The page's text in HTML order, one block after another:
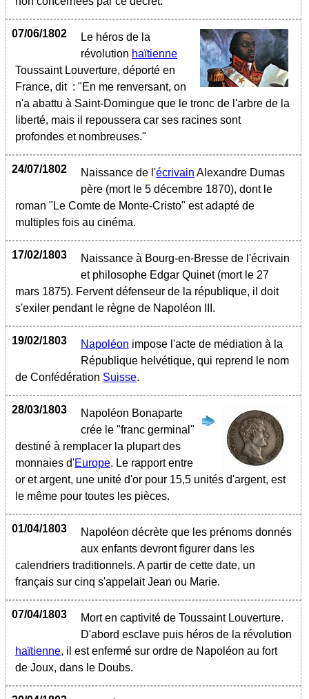
07/06/1802
Le héros de la
révolution haïtienne
Toussaint Louverture, déporté en
France, dit : "En me renversant, on
n'a abattu à Saint-Domingue que le tronc de l'arbre de la
liberté, mais il repoussera car ses racines sont
profondes et nombreuses."
24/07/1802 Naissance de l'écrivain Alexandre Dumas
père (mort le 5 décembre 1870), dont le
roman "Le Comte de Monte-Cristo" est adapté de
multiples fois au cinéma.
17/02/1803
Naissance à Bourg-en-Bresse de l'écrivain
et philosophe Edgar Quinet (mort le 27
mars 1875). Fervent défenseur de la république, il doit
s'exiler pendant le règne de Napoléon III.
19/02/1803 Napoléon impose l'acte de médiation à la
République helvétique, qui reprend le nom
de Confédération Suisse.
28/03/1803
Napoléon Bonaparte
crée le "franc germinal"
destiné à remplacer la plupart des
monnaies d'Europe. Le rapport entre
or et argent, une unité d'or pour 15,5 unités d'argent, est
le même pour toutes les pièces.
01/04/1803
Napoléon décrète que les prénoms donnés
aux enfants devront figurer dans les
calendriers traditionnels. A partir de cette date, un
français sur cinq s'appelait Jean ou Marie.
07/04/1803
Mort en captivité de Toussaint Louverture.
D'abord esclave puis héros de la révolution
haïtienne, il est enfermé sur ordre de Napoléon au fort
de Joux, dans le Doubs.